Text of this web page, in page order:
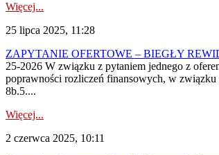
Więcej...
25 lipca 2025, 11:28
ZAPYTANIE OFERTOWE – BIEGŁY
25-2026 W związku z pytaniem jednego z
poprawności rozliczeń finansowych, w
8b.5....
Więcej...
2 czerwca 2025, 10:11